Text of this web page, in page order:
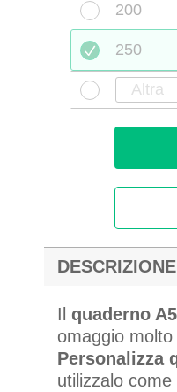
200
250
DESCRIZIONE
Il quaderno
omaggio
Personalizza
utilizzalo